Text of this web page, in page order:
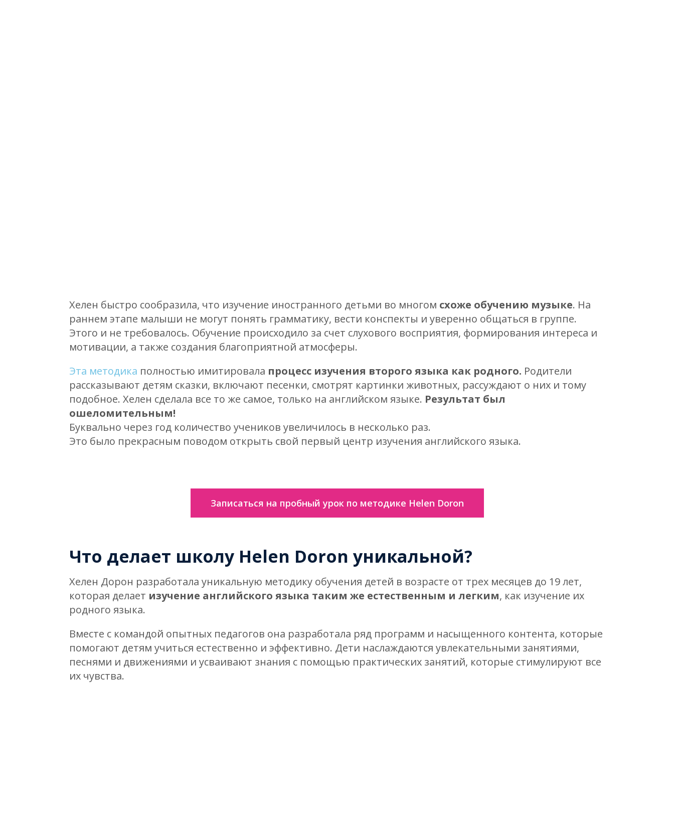
Хелен быстро сообразила, что изучение иностранного детьми во многом схоже обучению музыке. На
раннем этапе малыши не могут понять грамматику, вести конспекты и уверенно общаться в группе.
Этого и не требовалось. Обучение происходило за счет слухового восприятия, формирования интереса и
мотивации, а также создания благоприятной атмосферы.
Эта методика полностью имитировала процесс изучения второго языка как родного. Родители
рассказывают детям сказки, включают песенки, смотрят картинки животных, рассуждают о них и тому
подобное. Хелен сделала все то же самое, только на английском языке. Результат был
ошеломительным!
Буквально через год количество учеников увеличилось в несколько раз.
Это было прекрасным поводом открыть свой первый центр изучения английского языка.
Записаться на пробный урок по методике Helen Doron
Что делает школу Helen Doron уникальной?
Хелен Дорон разработала уникальную методику обучения детей в возрасте от трех месяцев до 19 лет,
которая делает изучение английского языка таким же естественным и легким, как изучение их
родного языка.
Вместе с командой опытных педагогов она разработала ряд программ и насыщенного контента, которые
помогают детям учиться естественно и эффективно. Дети наслаждаются увлекательными занятиями,
песнями и движениями и усваивают знания с помощью практических занятий, которые стимулируют все
их чувства.